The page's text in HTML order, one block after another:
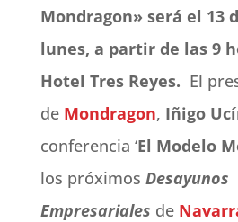
Mondragon» será el 13
lunes, a partir de las 9
Hotel Tres Reyes. El
de Mondragon, Iñigo
conferencia ‘El Modelo
los próximos Desayunos
Empresariales de